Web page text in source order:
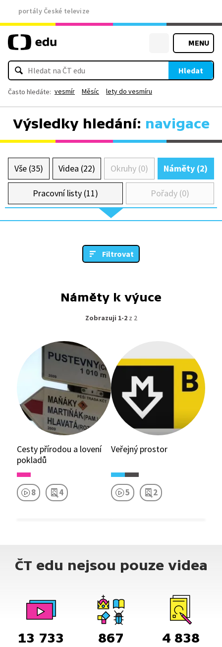
portály České televize
MENU
Hledat
Často hledáte: vesmír Měsíc lety do vesmíru
Výsledky hledání: navigace
Vše (35) Videa (22) Okruhy (0) Náměty (2)
Pracovní listy (11) Pořady (0)
Filtrovat
Náměty k výuce
Zobrazuji 1-2z 2
Cesty přírodou a lovení
pokladů
8 4
Veřejný prostor
5 2
ČT edu nejsou pouze videa
13 733 867 4 838